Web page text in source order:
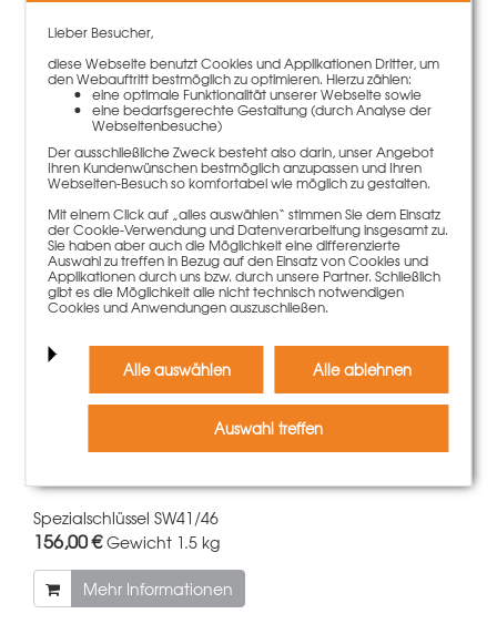
Dichtring D.21x14,5x3mm EPDM
40,00 €100 Stück | 0,40 €/Stück
Spezialschlüssel SW41/46
156,00 €Gewicht 1.5 kg
Mehr Informationen
Lieber Besucher,
diese Webseite benutzt Cookies und Applikationen Dritter, um
den Webauftritt bestmöglich zu optimieren. Hierzu zählen:
eine optimale Funktionalität unserer Webseite sowie
eine bedarfsgerechte Gestaltung (durch Analyse der
Webseitenbesuche)
Der ausschließliche Zweck besteht also darin, unser Angebot
Ihren Kundenwünschen bestmöglich anzupassen und Ihren
Webseiten-Besuch so komfortabel wie möglich zu gestalten.
Mit einem Click auf „alles auswählen“ stimmen Sie dem Einsatz
der Cookie-Verwendung und Datenverarbeitung insgesamt zu.
Sie haben aber auch die Möglichkeit eine differenzierte
Auswahl zu treffen in Bezug auf den Einsatz von Cookies und
Applikationen durch uns bzw. durch unsere Partner. Schließlich
gibt es die Möglichkeit alle nicht technisch notwendigen
Cookies und Anwendungen auszuschließen.
Alle auswählen Alle ablehnen
Auswahl treffen